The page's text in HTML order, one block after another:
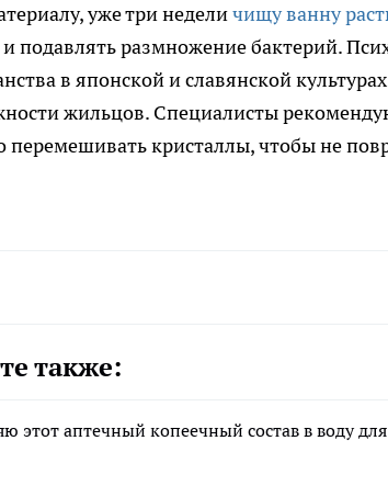
уже три неделичищу ванну
подавлять размножение бактерий.
в японской и славянской культурах
жильцов. Специалисты
перемешивать кристаллы, чтобы не
также:
этот аптечный копеечный состав в воду